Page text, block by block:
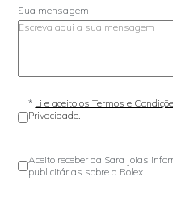
Sua mensagem
* Li e aceito os Termos e
Privacidade.
Aceito receber da Sara Joias
publicitárias sobre a Rolex.